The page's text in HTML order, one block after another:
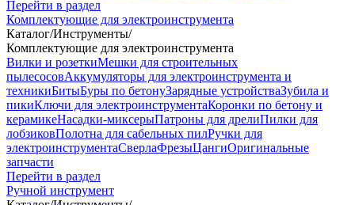
Перейти в раздел
Комплектующие для электроинструмента
Каталог/Инструменты/
Комплектующие для электроинструмента
Вилки и розеткиМешки для строительных
пылесосовАккумуляторы для электроинструмента и
техникиБитыБуры по бетонуЗарядные устройстваЗубила и
пикиКлючи для электроинструментаКоронки по бетону и
керамикеНасадки-миксерыПатроны для дрелиПилки для
лобзиковПолотна для сабельных пилРучки для
электроинструментаСверлаФрезыЦангиОригинальные
запчасти
Перейти в раздел
Ручной инструмент